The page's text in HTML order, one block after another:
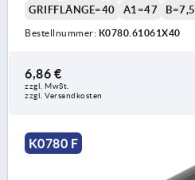
GRIFFLÄNGE=40
A1=47 B=7,5
Bestellnummer: K0780.61061X40
6,86 €
zzgl. MwSt.
zzgl. Versandkosten
K0780 F